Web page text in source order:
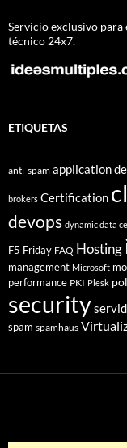
Servicio exclusivo
técnico 24x7.
ETIQUETAS
anti-spam application
brokers Certification
devops dynamic data
F5 Friday FAQ Hosting
management Microsoft
performance PKI Plesk
security
spam spamhaus